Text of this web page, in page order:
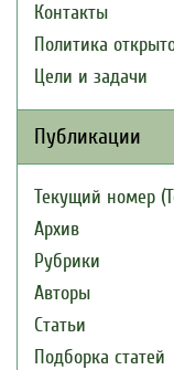
Контакты
Политика
Цели и задачи
Публикации
Текущий номер
Архив
Рубрики
Авторы
Статьи
Подборка статей